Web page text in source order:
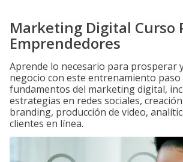
Marketing Digital Curso
Emprendedores
Aprende lo necesario para prosperar
negocio con este entrenamiento paso
fundamentos del marketing digital,
estrategias en redes sociales,
branding, producción de video,
clientes en línea.